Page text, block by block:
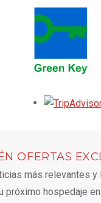
OFERTAS
más relevantes
próximo hospedaje